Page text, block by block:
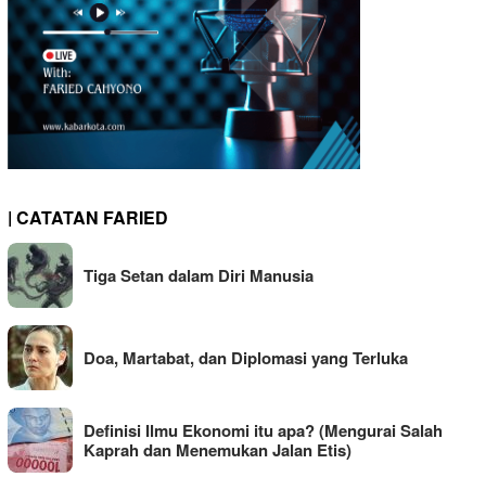
| CATATAN FARIED
Tiga Setan dalam Diri Manusia
Doa, Martabat, dan Diplomasi yang Terluka
Definisi Ilmu Ekonomi itu apa? (Mengurai Salah
Kaprah dan Menemukan Jalan Etis)